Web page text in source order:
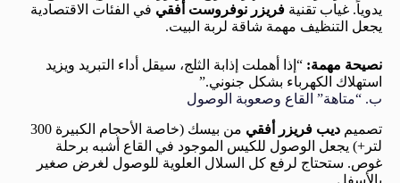
يدوياً. غياب تقنية فريزر نوفروست أفقي في الفئات الاقتصادية
يجعل التنظيف مهمة شاقة لربة البيت.
نصيحة مهمة: “إذا أهملت إذابة الثلج، سيقل أداء التبريد ويزيد
استهلاك الكهرباء بشكل جنوني.”
ب. “متاهة” القاع وصعوبة الوصول
تصميم ديب فريزر أفقي
من بيسك (خاصة الأحجام الكبيرة 300
لتر+) يجعل الوصول للكيس الموجود في القاع أشبه برحلة
غوص. ستحتاج لرفع كل السلال العلوية للوصول لغرض صغير
بالأسفل.